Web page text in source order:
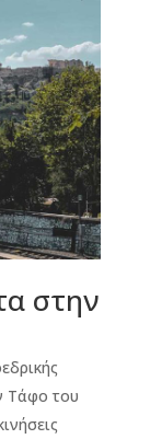
στην
Τάφο του